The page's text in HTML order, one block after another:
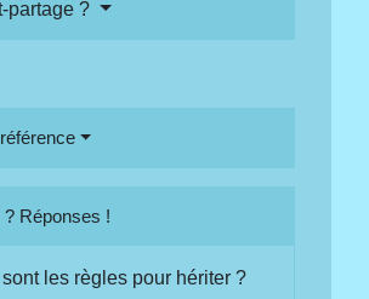
partage ?
Réponses !
les règles pour hériter ?